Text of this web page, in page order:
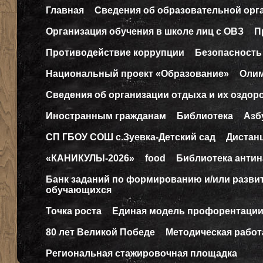
Главная Сведения об образовательной
Организация обучения в школе лиц с ОВЗ
Противодействие коррупции Безопасность
Национальный проект «Образование»
Сведения об организации отдыха и их
Иностранным гражданам Библиотека
СП ГБОУ СОШ с.Зуевка-Детский сад
«КАНИКУЛЫ-2026» food Библиотека
Банк заданий по формированию и/или
обучающихся
Точка роста Единая модель профорентации
80 лет Великой Победе Методическая
Региональная стажировочная площадка